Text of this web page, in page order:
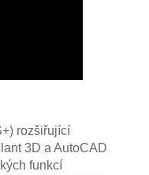
rozšiřující
3D a AutoCAD
funkcí